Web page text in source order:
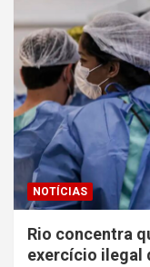
NOTÍCIAS
Rio concentra
exercício ilegal